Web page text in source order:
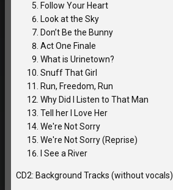
Follow Your Heart
Look at the Sky
Don’t Be the Bunny
Act One Finale
What is Urinetown?
Snuff That Girl
Run, Freedom, Run
Why Did I Listen to That Man
Tell her I Love Her
We're Not Sorry
We're Not Sorry (Reprise)
I See a River
CD2: Background Tracks (without vocals)